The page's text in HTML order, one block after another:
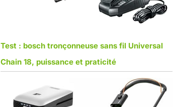
Test : bosch tronçonneuse sans fil Universal
Chain 18, puissance et praticité